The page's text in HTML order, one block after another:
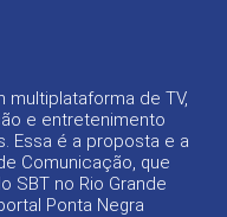
de TV,
e entretenimento
Essa é a proposta e a
Comunicação, que
SBT no Rio Grande
Ponta Negra